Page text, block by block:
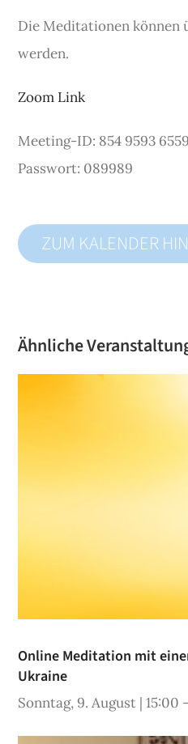
Die Meditationen können
werden.
Zoom Link
Meeting-ID: 854 9593 6559
Passwort: 089989
ZUM KALENDER
Ähnliche
Online Meditation mit
Ukraine
Sonntag, 9. August | 15:00 -